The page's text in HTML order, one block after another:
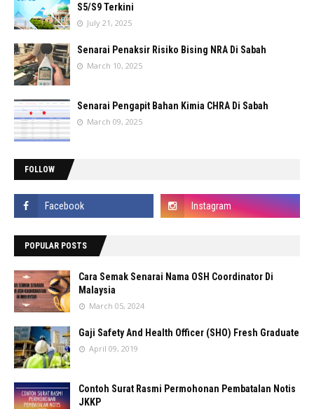
S5/S9 Terkini
July 21, 2025
Senarai Penaksir Risiko Bising NRA Di Sabah
March 10, 2025
Senarai Pengapit Bahan Kimia CHRA Di Sabah
March 09, 2025
FOLLOW
POPULAR POSTS
Cara Semak Senarai Nama OSH Coordinator Di
Malaysia
March 05, 2024
Gaji Safety And Health Officer (SHO) Fresh Graduate
April 09, 2019
Contoh Surat Rasmi Permohonan Pembatalan Notis
JKKP